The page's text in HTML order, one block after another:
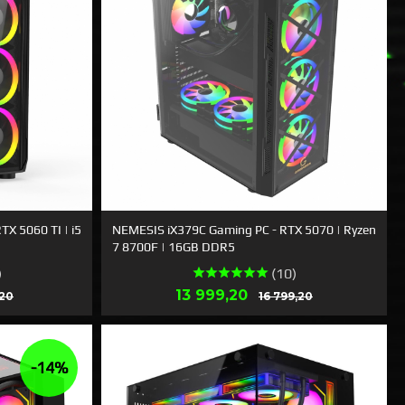
5060 TI | i5
Rabatt
NEMESIS iX379C Gaming PC - RTX 5070 | Ryzen
7 8700F | 16GB DDR5
(10)
Erbjudande
13 999,20 16 799,20Rabatt
LÄS MER
-14%